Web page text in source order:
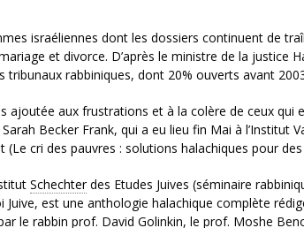
israéliennes dont les dossiers continuent de
et divorce. D’après le ministre de la justice
rabbiniques, dont 20% ouverts avant
ajoutée aux frustrations et à la colère de ceux qui
Becker Frank, qui a eu lieu fin Mai à l’Institut
cri des pauvres : solutions halachiques pour des
Schechterdes Etudes Juives (séminaire
est une anthologie halachique complète
le rabbin prof. David Golinkin, le prof. Moshe